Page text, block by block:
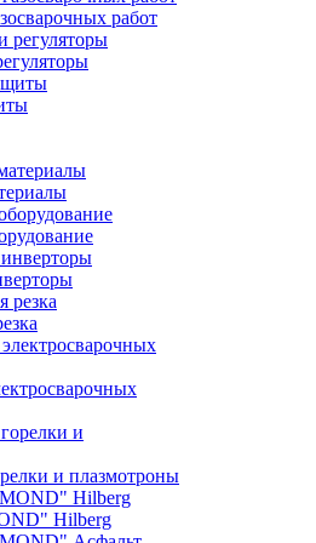
работ
и плазмотроны
Hilberg